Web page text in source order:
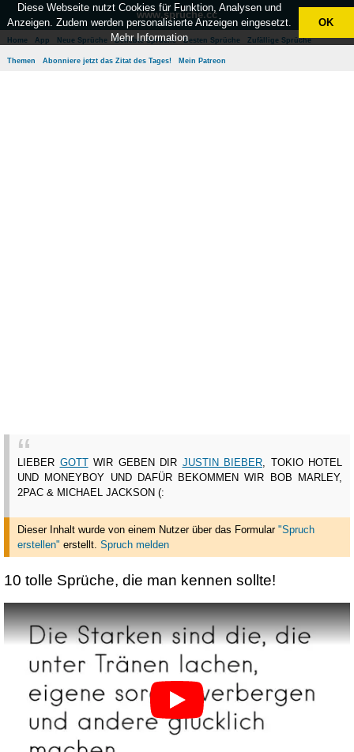
www.sprüche.cc
Home App Neue Sprüche Beliebte Sprüche Besten Sprüche Zufällige Sprüche
Themen Abonniere jetzt das Zitat des Tages! Mein Patreon
LIEBER GOTTWIR GEBEN DIR JUSTIN BIEBER, TOKIO HOTEL
UND MONEYBOY UND DAFÜR BEKOMMEN WIR BOB MARLEY,
2PAC & MICHAEL JACKSON (:
Dieser Inhalt wurde von einem Nutzer über das Formular "Spruch
erstellen" erstellt. Spruch melden
10 tolle Sprüche, die man kennen sollte!
Diese Webseite nutzt Cookies für Funktion, Analysen und
Anzeigen. Zudem werden personalisierte Anzeigen eingesetzt.
Mehr Information
OK